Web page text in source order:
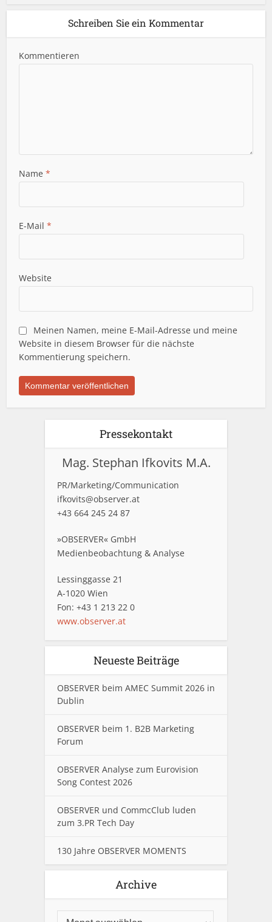
Schreiben Sie ein Kommentar
Kommentieren
Name*
E-Mail*
Website
Meinen Namen, meine E-Mail-Adresse und meine
Website in diesem Browser für die nächste
Kommentierung speichern.
Pressekontakt
Mag. Stephan Ifkovits M.A.
PR/Marketing/Communication
ifkovits@observer.at
+43 664 245 24 87
»OBSERVER« GmbH
Medienbeobachtung & Analyse
Lessinggasse 21
A-1020 Wien
Fon: +43 1 213 22 0
www.observer.at
Neueste Beiträge
OBSERVER beim AMEC Summit 2026 in
Dublin
OBSERVER beim 1. B2B Marketing
Forum
OBSERVER Analyse zum Eurovision
Song Contest 2026
OBSERVER und CommcClub luden
zum 3.PR Tech Day
130 Jahre OBSERVER MOMENTS
Archive